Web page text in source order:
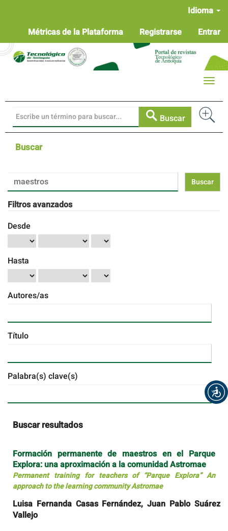
Contenido
principal
Barra
lateral
Idioma
Métricas de la Plataforma
Registrarse Entrar
Buscar
Toggle
Buscar
Buscar
artículos
por
Filtros avanzados
Desde
Hasta
Autores/as
Título
Palabra(s) clave(s)
Buscar resultados
Formación permanente de maestros en el Parque
Explora: una aproximación a la comunidad Astromae
Permanent training for teachers of “Parque Explora” An
approach to the learning community Astromae
Luisa Fernanda Casas Fernández, Juan Pablo Suárez
Vallejo